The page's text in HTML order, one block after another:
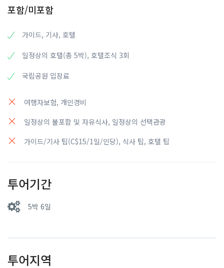
1 April ~ 31 May (Spring 2025)
Adult (18+) $39.50 / Youth (13–17) $19.75 / Child (5–
1 December ~ 6 January 2026 (Christmas Season
2025) / 25 December - Closed
Adult (18+) $39.50 / Youth (13–17) $19.75 / Child (5–
12) $5.00"
페리 탑승 : Swartz Bay 터미널 출발 Tsawwassen 터미널
호텔 투숙 및 휴식
조: 호텔식
중: 자유식(불포함)
석: 밀플랜 또는 자유식(불포함)
▶ 캐나다 최초의 그랜드 철도 호텔인 밴프 스프링스 호텔 관
▶ 보우 강 관광
마릴린 먼로가 출연한 영화 ‘돌아오지 않는 강’의 촬영지
과거 빙하로 인해 침식된 큰 강 계곡에 위치한 보우 폭포
▶ 요호 국립공원
록키를 여행하시면서 꼭 다녀와야 할 곳
살몬암 도착, 호텔 투숙 및 휴식
급
조: 자유식(불포함)
석: 밀플랜 또는 자유식(불포함)
후 중식
유
조: 호텔식
중: 밀플랜 또는 자유식(불포함)
포함/미포함
가이드, 기사, 호텔
일정상의 호텔(총 5박), 호텔조식 3회
국립공원 입장료
여행자보험, 개인경비
일정상의 불포함 및 자유식사, 일정상의 선택관광
가이드/기사 팁(C$15/1일/인당), 식사 팁, 호텔 팁
투어기간
5박 6일
투어지역